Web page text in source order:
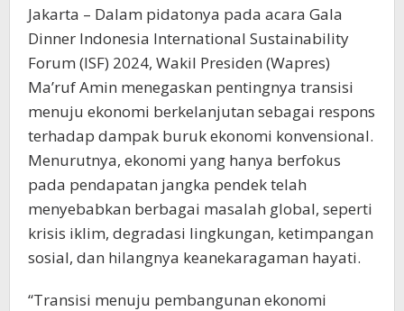
Jakarta – Dalam pidatonya pada acara Gala
Dinner Indonesia International Sustainability
Forum (ISF) 2024, Wakil Presiden (Wapres)
Ma’ruf Amin menegaskan pentingnya transisi
menuju ekonomi berkelanjutan sebagai respons
terhadap dampak buruk ekonomi konvensional.
Menurutnya, ekonomi yang hanya berfokus
pada pendapatan jangka pendek telah
menyebabkan berbagai masalah global, seperti
krisis iklim, degradasi lingkungan, ketimpangan
sosial, dan hilangnya keanekaragaman hayati.
“Transisi menuju pembangunan ekonomi